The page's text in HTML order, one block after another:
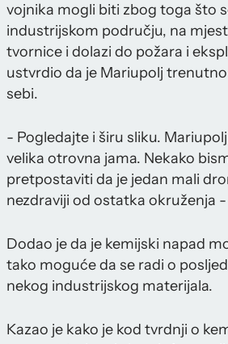
vojnika mogli biti zbog toga što
industrijskom području, na
tvornice i dolazi do požara i
ustvrdio da je Mariupolj
sebi.
- Pogledajte i širu sliku.
velika otrovna jama. Nekako
pretpostaviti da je jedan mali
nezdraviji od ostatka okruženja
Dodao je da je kemijski napad
tako moguće da se radi o
nekog industrijskog materijala.
Kazao je kako je kod tvrdnji o